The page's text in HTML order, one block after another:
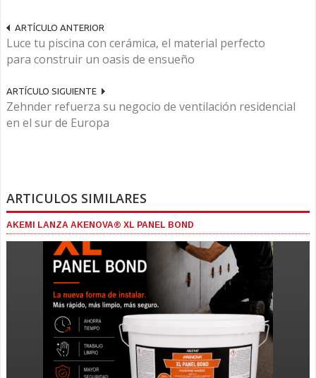
ARTÍCULO ANTERIOR
Luce tu piscina con cerámica, el material perfecto
para construir un oasis de ensueño
ARTÍCULO SIGUIENTE
Zehnder refuerza su negocio de ventilación residencial
en el sur de Europa
ARTICULOS SIMILARES
AKEMI LANZA AKENOVA® XL PANEL BOND